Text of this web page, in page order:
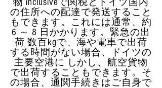
物 inclusiveで関税とドイツ国内
の住所への配達で発送すること
もできます。これには通常、約
6 ～ 8 日かかります。緊急の出
荷 数百kgで、海や電車で出荷
する時間がない場合、ドイツの
主要空港に しかし、航空貨物
で出荷することもできます。そ
の場合、通関手続きはご自身で